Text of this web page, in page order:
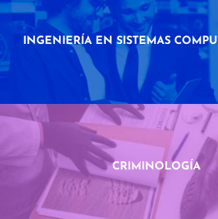
INGENIERÍA EN SISTEMAS
CRIMINOLOGÍA